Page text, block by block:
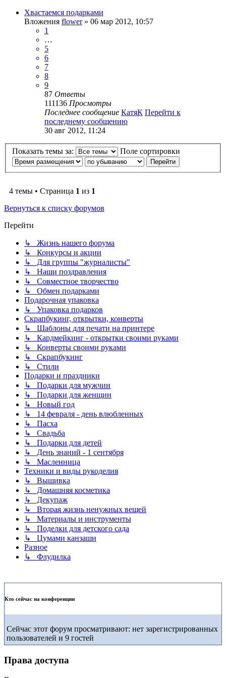
Хвастаемся подарками
Вложения flower» 06 мар 2012, 10:57
1
…
5
6
7
8
9
87 Ответы
111136 Просмотры
Последнее сообщение КатяК Перейти к
последнему сообщению
30 авг 2012, 11:24
Показать темы за: Поле сортировки
4 темы • Страница 1 из 1
Вернуться к списку форумов
Перейти
↳ Жизнь нашего форума
↳ Конкурсы и акции
↳ Для группы "журналисты"
↳ Наши поздравления
↳ Совместное творчество
↳ Обмен подарками
Подарочная упаковка
↳ Упаковка подарков
Скрапбукинг, открытки, конверты
↳ Шаблоны для печати на принтере
↳ Кардмейкинг - открытки своими руками
↳ Конверты своими руками
↳ Скрапбукинг
↳ Стили
Подарки и праздники
↳ Подарки для мужчин
↳ Подарки для женщин
↳ Новый год
↳ 14 февраля - день влюбленных
↳ Пасха
↳ Свадьба
↳ Подарки для детей
↳ День знаний - 1 сентября
↳ Масленница
Техники и виды рукоделия
↳ Вышивка
↳ Домашняя косметика
↳ Декупаж
↳ Вторая жизнь ненужных вещей
↳ Материалы и инструменты
↳ Поделки для детского сада
↳ Цумами канзаши
Разное
↳ Флудилка
Кто сейчас на конференции
Сейчас этот форум просматривают: нет зарегистрированных
пользователей и 9 гостей
Права доступа